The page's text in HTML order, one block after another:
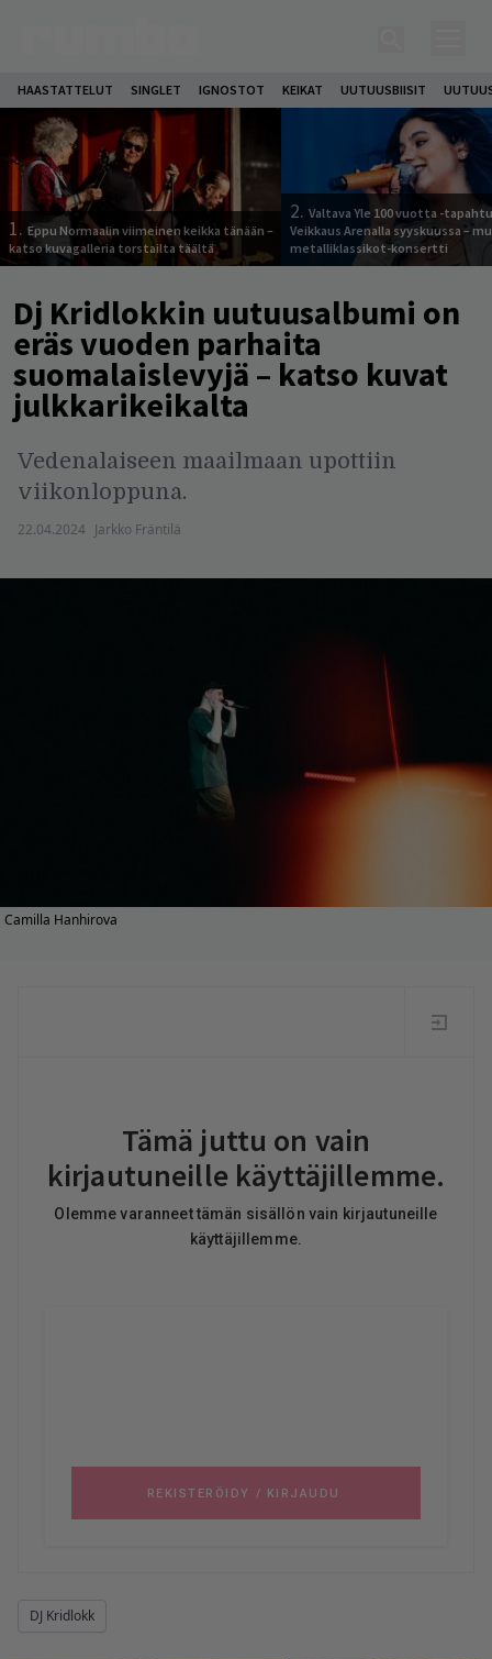
HAASTATTELUT SINGLET IGNOSTOT KEIKAT UUTUUSBIISIT
1. Eppu Normaalin viimeinen keikka tänään –
katso kuvagalleria torstailta täältä
2. Valtava Yle 100 vuotta -
Veikkaus Arenalla syyskuussa –
metalliklassikot-konsertti
Dj Kridlokkin uutuusalbumi on
eräs vuoden parhaita
suomalaislevyjä – katso kuvat
julkkarikeikalta
Vedenalaiseen maailmaan upottiin
viikonloppuna.
22.04.2024 Jarkko Fräntilä
Camilla Hanhirova
DJ Kridlokk